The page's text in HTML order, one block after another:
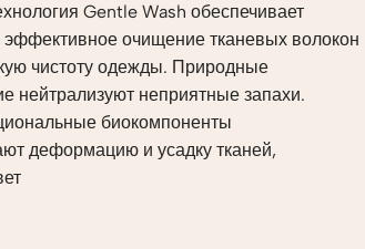
Gentle Wash обеспечивает
эффективное очищение тканевых волокон
чистоту одежды. Природные
нейтрализуют неприятные запахи.
биокомпоненты
деформацию и усадку тканей,